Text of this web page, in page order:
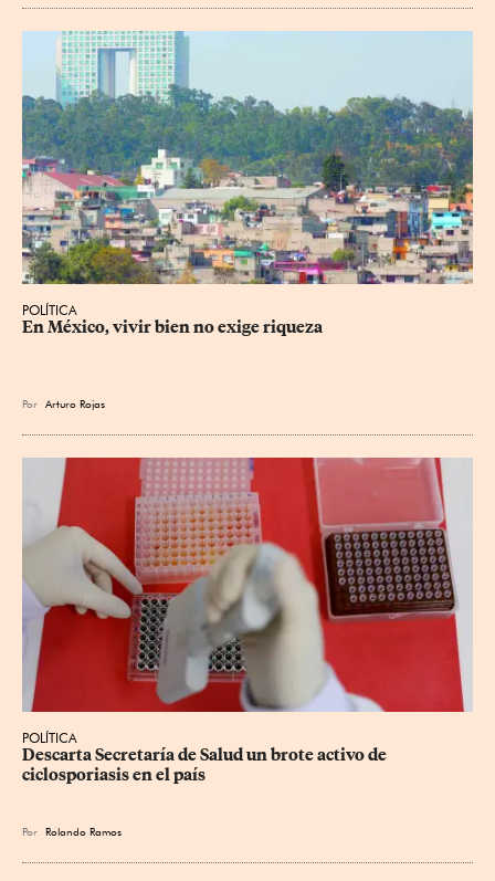
POLÍTICA
En México, vivir bien no exige riqueza
Por Arturo Rojas
POLÍTICA
Descarta Secretaría de Salud un brote activo de
ciclosporiasis en el país
Por Rolando Ramos